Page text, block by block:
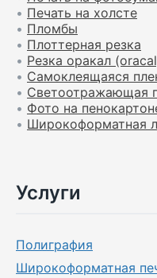
• Печать на холсте
• Пломбы
• Плоттерная резка
• Резка оракал
• Самоклеящаяся
• Светоотражающая
• Фото на
• Широкоформатная
Услуги
Полиграфия
Широкоформатная